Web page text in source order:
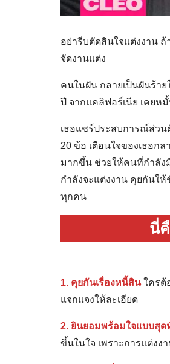
อย่ารีบตัดสินใจแต่งงาน
จัดงานแต่ง
คนในฝัน กลายเป็นฝันร้าย
ปี จากแคลิฟอร์เนีย เคยห
เธอแชร์ประสบการณ์ส่วน
20 ข้อ เตือนใจของเธอก
มากขึ้น ช่วยให้คนที่กำลัง
กำลังจะแต่งงาน คุยกันใ
ทุกคน
นี่
1. คุยกันเรื่องหนี้สิน ใครต้
แจกแจงให้ละเอียด
2. ยินยอมพร้อมใจแบบสุ
ขึ้นในใจ เพราะการแต่งง